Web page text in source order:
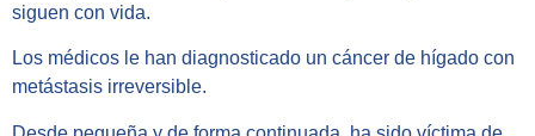
siguen con vida.
Los médicos le han diagnosticado un cáncer de hígado con
metástasis irreversible.